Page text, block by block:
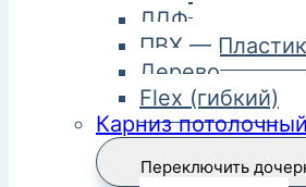
ЛДФ
ПВХ — Пластик
Дерево
Flex (гибкий)
Карниз потолочный
Переключить